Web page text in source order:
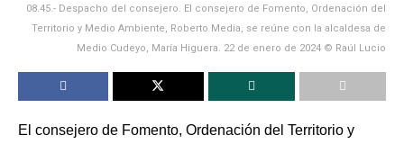
08.45.- Despacho del consejero. El consejero de Fomento, Ordenación del
Territorio y Medio Ambiente, Roberto Media, se reúne con la alcaldesa de
Medio Cudeyo, María Higuera. 22 de enero de 2024 © Raúl Lucio
El consejero de Fomento, Ordenación del Territorio y